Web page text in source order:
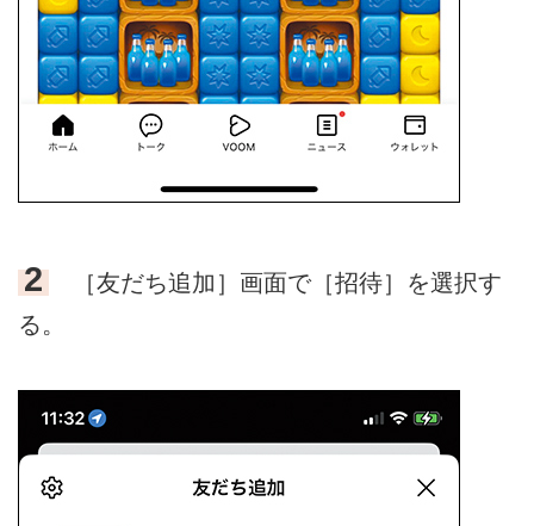
2
［友だち追加］画面で［招待］を選択す
る。